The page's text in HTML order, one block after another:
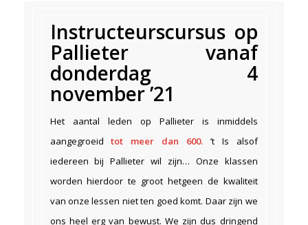
Instructeurscursus op
Pallieter vanaf
donderdag 4
november ’21
Het aantal leden op Pallieter is inmiddels
aangegroeidtot meer dan 600. ’t Is alsof
iedereen bij Pallieter wil zijn… Onze klassen
worden hierdoor te groot hetgeen de kwaliteit
van onze lessen niet ten goed komt. Daar zijn we
ons heel erg van bewust. We zijn dus dringend